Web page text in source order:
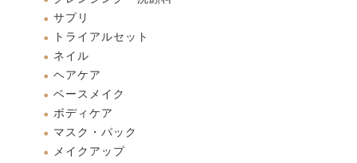
サプリ
トライアルセット
ネイル
ヘアケア
ベースメイク
ボディケア
マスク・パック
メイクアップ